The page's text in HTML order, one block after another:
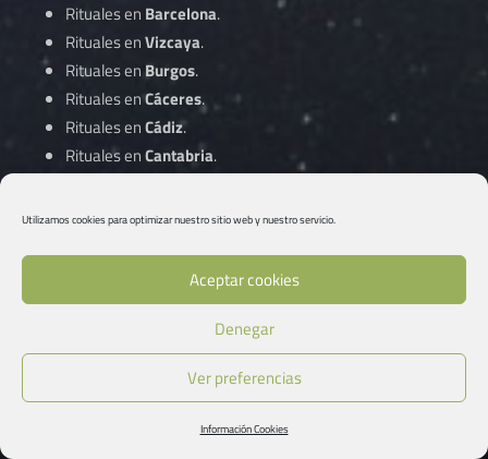
Utilizamos cookies para optimizar nuestro sitio web y nuestro servicio.
Aceptar cookies
Denegar
Ver preferencias
Información Cookies
Rituales en Barcelona.
Rituales enVizcaya.
Rituales en Burgos.
Rituales enCáceres.
Rituales enCádiz.
Rituales enCantabria.
Rituales enCiudad Real.
Gipuzkoa.
Rituales enGirona.
Granada.